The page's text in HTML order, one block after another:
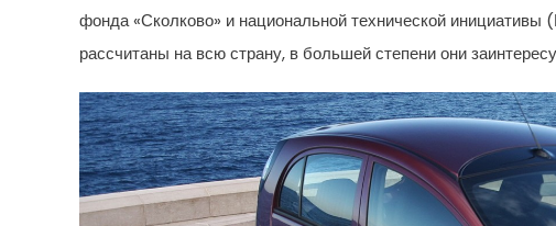
фонда «Сколково» и национальной технической
рассчитаны на всю страну, в большей степени они